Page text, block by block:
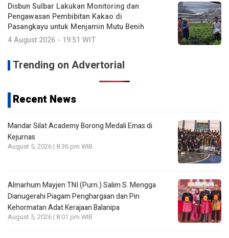
Disbun Sulbar Lakukan Monitoring dan
Pengawasan Pembibitan Kakao di
Pasangkayu untuk Menjamin Mutu Benih
4 August 2026 - 19:51 WIT
Trending on Advertorial
Recent News
Mandar Silat Academy Borong Medali Emas di
Kejurnas
August 5, 2026 | 8:36 pm WIB
Almarhum Mayjen TNI (Purn.) Salim S. Mengga
Dianugerahi Piagam Penghargaan dan Pin
Kehormatan Adat Kerajaan Balanipa
August 5, 2026 | 8:01 pm WIB